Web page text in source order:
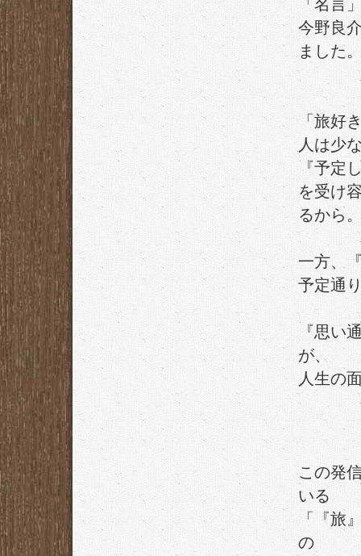
「名言
今野良
ました
「旅好
人は少
『予定
を受け
るから
一方、
予定通
『思い
が、
人生の
この発
いる
「『旅
の